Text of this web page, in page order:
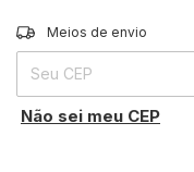
Entregas para o CEP:
Meios de envio
Não sei meu CEP